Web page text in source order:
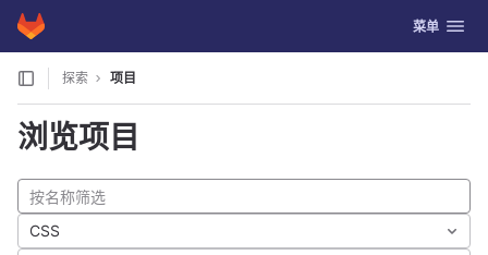
Skip to content
GitLab 切换导航
菜单
探索 项目
浏览项目
CSS